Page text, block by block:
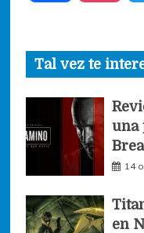
c
e
b
o
s
t
a
g
Tal vez te
una
14
en